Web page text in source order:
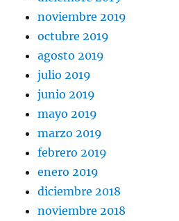
noviembre 2019
octubre 2019
agosto 2019
julio 2019
junio 2019
mayo 2019
marzo 2019
febrero 2019
enero 2019
diciembre 2018
noviembre 2018